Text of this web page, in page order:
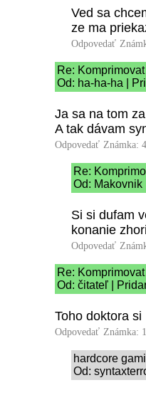
Ved sa
ze ma
Odpovedať
Re:
Od: ha-ha-ha |
Ja sa na tom
A tak dávam
Odpovedať Známka:
Re:
Od: Makovnik
Si si dufam
konanie
Odpovedať
Re:
Od: čitateľ |
Toho doktora
Odpovedať Známka:
hardcore
Od: